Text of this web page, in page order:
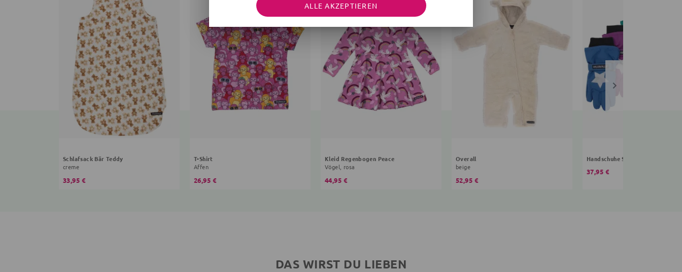
Schlafsack Bär Teddy
creme
33,95 €
T-Shirt
Affen
26,95 €
Kleid Regenbogen Peace
Vögel, rosa
44,95 €
Overall
beige
52,95 €
Handschuhe Sterne
37,95 €
DAS WIRST DU LIEBEN
ALLE AKZEPTIEREN